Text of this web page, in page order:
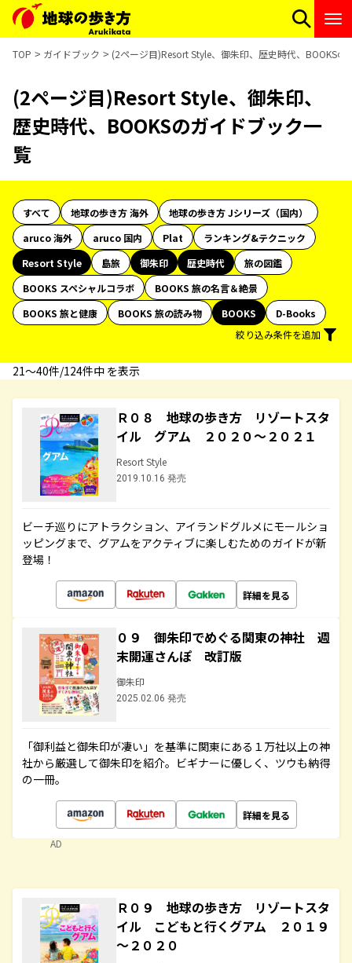
TOP ガイドブック (2ページ目)Resort Style、御朱印、歴史時代、BOOKSの
(2ページ目)Resort Style、御朱印、
歴史時代、BOOKSのガイドブック一
覧
すべて 地球の歩き方 海外
地球の歩き方 Jシリーズ（国内）
aruco 海外
aruco 国内 Plat
ランキング&テクニック
Resort Style
島旅 御朱印 歴史時代
旅の図鑑
BOOKS スペシャルコラボ
BOOKS 旅の名言＆絶景
BOOKS 旅と健康
BOOKS 旅の読み物 BOOKS
D-Books
絞り込み条件を追加
21〜40件/124件中 を表示
Ｒ０８ 地球の歩き方 リゾートスタ
イル グアム ２０２０～２０２１
Resort Style
2019.10.16 発売
ビーチ巡りにアトラクション、アイランドグルメにモールショ
ッピングまで、グアムをアクティブに楽しむためのガイドが新
登場！
詳細を見る
０９ 御朱印でめぐる関東の神社 週
末開運さんぽ 改訂版
御朱印
2025.02.06 発売
「御利益と御朱印が凄い」を基準に関東にある１万社以上の神
社から厳選して御朱印を紹介。ビギナーに優しく、ツウも納得
の一冊。
詳細を見る
AD
Ｒ０９ 地球の歩き方 リゾートスタ
イル こどもと行くグアム ２０１９
～２０２０